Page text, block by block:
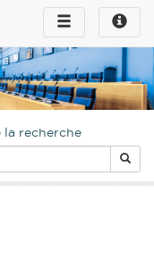
Toggle
infos
Toggle
navigation
la recherche